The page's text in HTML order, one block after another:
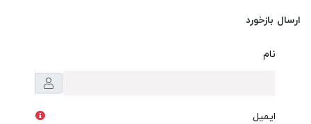
ارسال بازخورد
نام
ایمیل